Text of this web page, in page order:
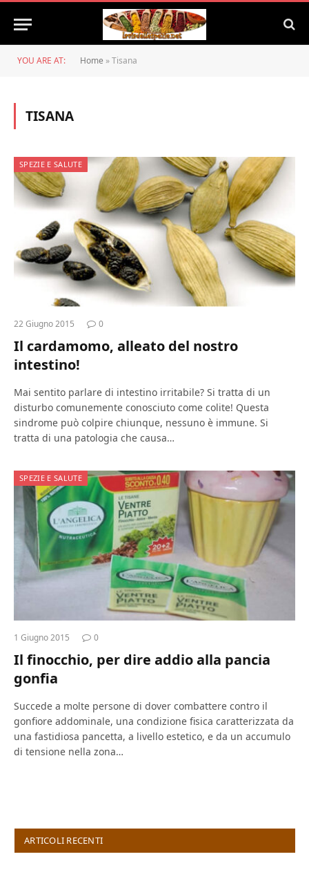
YOU ARE AT: Home »Tisana
TISANA
SPEZIE E SALUTE
22 Giugno 2015 0
Il cardamomo, alleato del nostro
intestino!
Mai sentito parlare di intestino irritabile? Si tratta di un
disturbo comunemente conosciuto come colite! Questa
sindrome può colpire chiunque, nessuno è immune. Si
tratta di una patologia che causa…
SPEZIE E SALUTE
1 Giugno 2015 0
Il finocchio, per dire addio alla pancia
gonfia
Succede a molte persone di dover combattere contro il
gonfiore addominale, una condizione fisica caratterizzata da
una fastidiosa pancetta, a livello estetico, e da un accumulo
di tensione nella zona…
ARTICOLI RECENTI